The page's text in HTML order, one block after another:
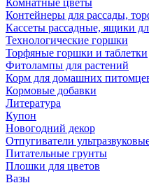
Комнатные цветы
Контейнеры для рассады,
Кассеты рассадные, ящики
Технологические горшки
Торфяные горшки и таблетки
Фитолампы для растений
Корм для домашних
Кормовые добавки
Литература
Купон
Новогодний декор
Отпугиватели
Питательные грунты
Плошки для цветов
Вазы